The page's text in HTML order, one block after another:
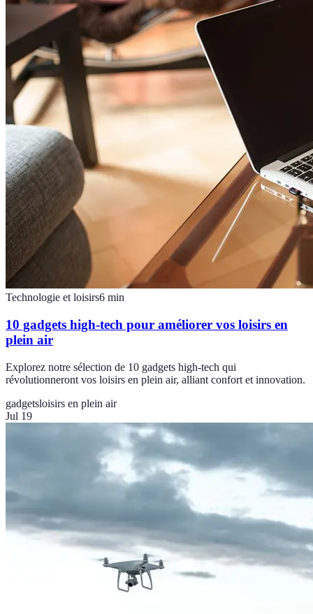
Technologie et loisirs6 min
10 gadgets high-tech pour améliorer vos loisirs en
plein air
Explorez notre sélection de 10 gadgets high-tech qui
révolutionneront vos loisirs en plein air, alliant confort et innovation.
gadgetsloisirs en plein air
Jul 19